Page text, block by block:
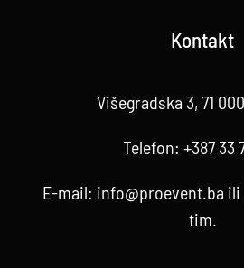
Kontakt
Višegradska 3, 71
Telefon: +387 33
E-mail: info@proevent.ba ili
tim.